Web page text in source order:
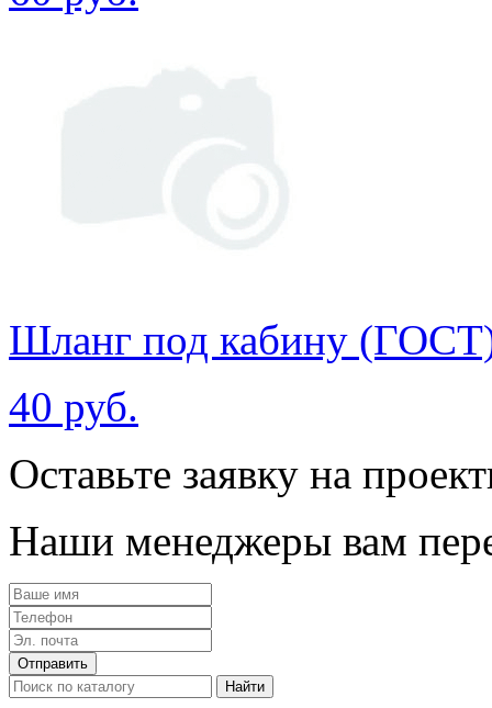
Шланг под кабину
40 руб.
Оставьте заявку на
Наши менеджеры вам